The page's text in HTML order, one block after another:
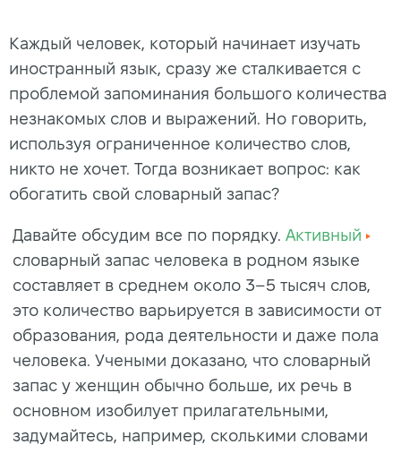
Каждый человек, который начинает изучать
иностранный язык, сразу же сталкивается с
проблемой запоминания большого количества
незнакомых слов и выражений. Но говорить,
используя ограниченное количество слов,
никто не хочет. Тогда возникает вопрос: как
обогатить свой словарный запас?
Давайте обсудим все по порядку. Активный
словарный запас человека в родном языке
составляет в среднем около 3–5 тысяч слов,
это количество варьируется в зависимости от
образования, рода деятельности и даже пола
человека. Учеными доказано, что словарный
запас у женщин обычно больше, их речь в
основном изобилует прилагательными,
задумайтесь, например, сколькими словами